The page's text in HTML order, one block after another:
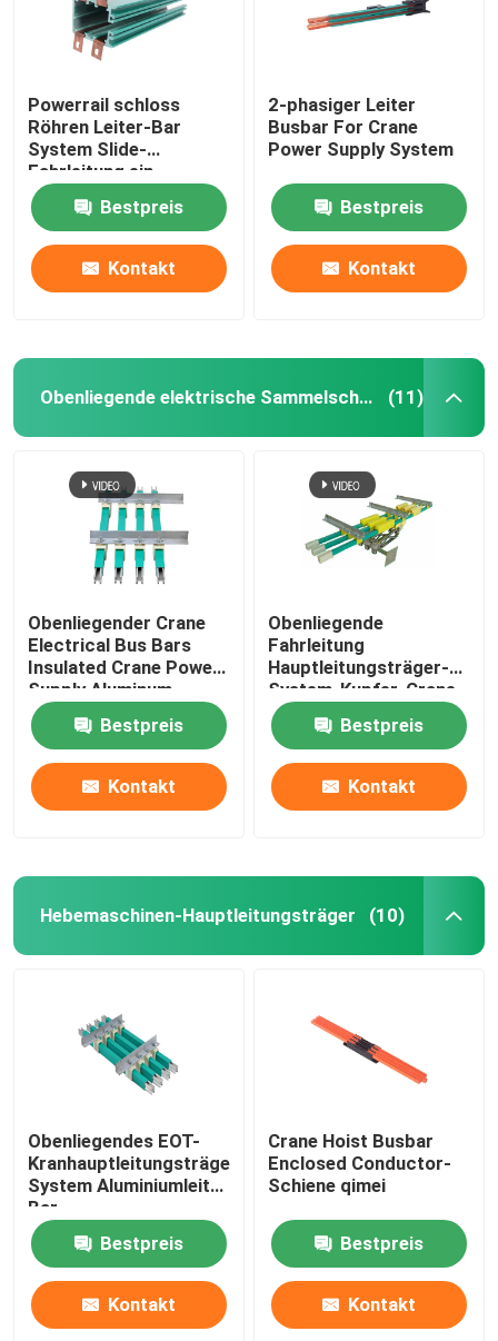
Powerrail schloss
Röhren Leiter-Bar
System Slide-
Fahrleitung ein
Bestpreis
Kontakt
2-phasiger Leiter
Busbar For Crane
Power Supply System
Bestpreis
Kontakt
Obenliegende elektrische Sammelschienen (11)
Obenliegender Crane
Electrical Bus Bars
Insulated Crane Power
Supply Aluminum
Bestpreis
Kontakt
Obenliegende
Fahrleitung
Hauptleitungsträger-
System-Kupfer-Crane
Conductor Insulations
300a 380vBestpreis
Kontakt
Hebemaschinen-Hauptleitungsträger (10)
Obenliegendes EOT-
Kranhauptleitungsträger-
System Aluminiumleiter
Bar
Bestpreis
Kontakt
Crane Hoist Busbar
Enclosed Conductor-
Schiene qimei
Bestpreis
Kontakt